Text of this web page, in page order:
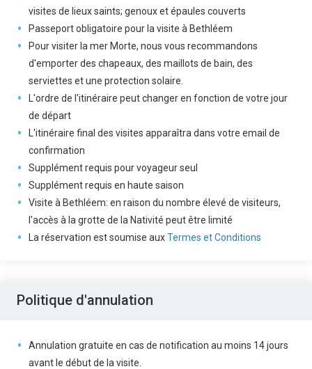
visites de lieux saints; genoux et épaules couverts
Passeport obligatoire pour la visite à Bethléem
Pour visiter la mer Morte, nous vous recommandons
d'emporter des chapeaux, des maillots de bain, des
serviettes et une protection solaire.
L'ordre de l'itinéraire peut changer en fonction de votre jour
de départ
L'itinéraire final des visites apparaîtra dans votre email de
confirmation
Supplément requis pour voyageur seul
Supplément requis en haute saison
Visite à Bethléem: en raison du nombre élevé de visiteurs,
l'accès à la grotte de la Nativité peut être limité
La réservation est soumise auxTermes et Conditions
Politique d'annulation
Annulation gratuite en cas de notification au moins 14 jours
avant le début de la visite.